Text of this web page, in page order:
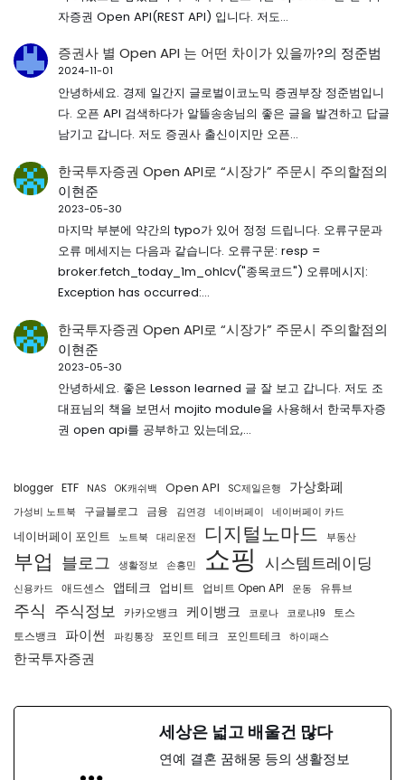
자증권 Open API(REST API) 입니다. 저도…
증권사 별 Open API 는 어떤 차이가 있을까?의 정준범
2024-11-01
안녕하세요. 경제 일간지 글로벌이코노믹 증권부장 정준범입니
다. 오픈 API 검색하다가 알뜰송송님의 좋은 글을 발견하고 답글
남기고 갑니다. 저도 증권사 출신이지만 오픈…
한국투자증권 Open API로 “시장가” 주문시 주의할점의
이현준
2023-05-30
마지막 부분에 약간의 typo가 있어 정정 드립니다. 오류구문과
오류 메세지는 다음과 같습니다. 오류구문: resp =
broker.fetch_today_1m_ohlcv("종목코드") 오류메시지:
Exception has occurred:…
한국투자증권 Open API로 “시장가” 주문시 주의할점의
이현준
2023-05-30
안녕하세요. 좋은 Lesson learned 글 잘 보고 갑니다. 저도 조
대표님의 책을 보면서 mojito module을 사용해서 한국투자증
권 open api를 공부하고 있는데요,…
blogger ETF NAS OK캐쉬백 Open API SC제일은행 가상화폐
가성비 노트북 구글블로그 금융 김연경 네이버페이 네이버페이 카드
네이버페이 포인트 노트북 대리운전 디지털노마드 부동산
부업 블로그 생활정보 손흥민 쇼핑 시스템트레이딩
신용카드 애드센스 앱테크 업비트 업비트 Open API 운동 유튜브
주식 주식정보 카카오뱅크 케이뱅크 코로나 코로나19
토스
토스뱅크
파이썬 파킹통장 포인트 테크 포인트테크 하이패스
한국투자증권
세상은 넓고 배울건 많다
연예 결혼 꿈해몽 등의 생활정보